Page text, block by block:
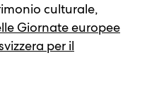
culturale
protezione dei dati
culturale,
Giornate europee
per il